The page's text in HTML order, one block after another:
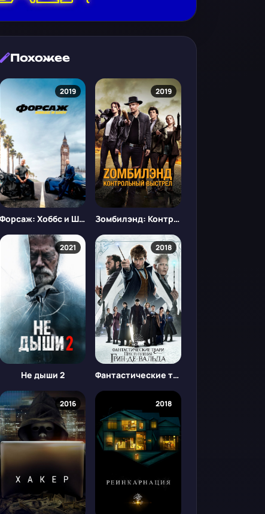
Похожее
2019
Форсаж: Хоббс и Шоу
2019
Зомбилэнд: Контрольный выстрел
2021
Не дыши 2
2018
Фантастические твари: Преступления Грин-де-Вальда
2016 2018